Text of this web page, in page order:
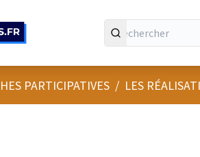
PARTICIPATIVES / LES